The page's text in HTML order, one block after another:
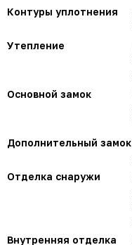
Контуры уплотнения
Утепление
Основной замок
Дополнительный замок
Отделка снаружи
Внутренняя отделка